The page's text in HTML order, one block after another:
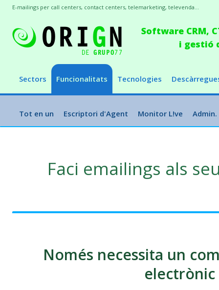
Software CRM,
i gestió
Sectors Funcionalitats Tecnologies
Tot en un Escriptori d'Agent Monitor L!ve Admin.
E-mailings per call centers, contact centers, telemarketing, televenda...
Faci emailings als
Només necessita un
electrònic